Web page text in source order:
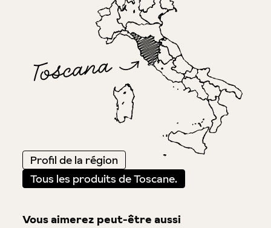
Profil de la région
Tous les produits de Toscane.
Vous aimerez peut-être aussi